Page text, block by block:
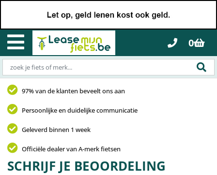
0
97% van de klanten beveelt ons aan
Persoonlijke en duidelijke communicatie
Geleverd binnen 1 week
Officiële dealer van A-merk fietsen
SCHRIJF JE BEOORDELING